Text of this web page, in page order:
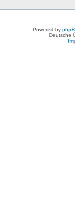
Powered by
Deutsche